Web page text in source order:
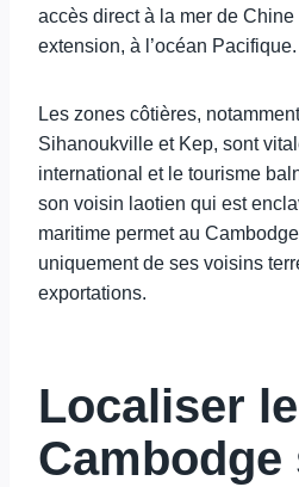
accès direct à la mer de
extension, à l’océan Pacifique.
Les zones côtières,
Sihanoukville et Kep, sont
international et le tourisme
son voisin laotien qui est
maritime permet au
uniquement de ses voisins
exportations.
Localiser le
Cambodge